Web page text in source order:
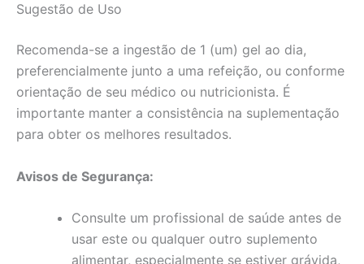
Sugestão de Uso
Recomenda-se a ingestão de 1 (um) gel ao dia,
preferencialmente junto a uma refeição, ou conforme
orientação de seu médico ou nutricionista. É
importante manter a consistência na suplementação
para obter os melhores resultados.
Avisos de Segurança:
Consulte um profissional de saúde antes de
usar este ou qualquer outro suplemento
alimentar, especialmente se estiver grávida,